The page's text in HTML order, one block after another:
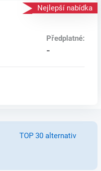
Nejlepší nabídka
Předplatné:
-
TOP 30 alternativ